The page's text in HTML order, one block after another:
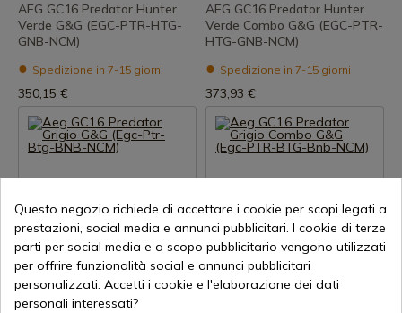
AEG GC16 Predator Hunter
Verde G&G (EGC-PTR-HTG-
GNB-NCM)
Spedizione in 7-15 giorni
350,15 €
AEG GC16 Predator Hunter
Verde Combo G&G (EGC-PTR-
HTG-GNB-NCM)
Spedizione in 7-15 giorni
373,93 €
Visualizza prodotto
REF: EGCPTRG
Visualizza prodotto
REF: EGCPTRGC
Questo negozio richiede di accettare i cookie per scopi legati a
prestazioni, social media e annunci pubblicitari. I cookie di terze
parti per social media e a scopo pubblicitario vengono utilizzati
per offrire funzionalità social e annunci pubblicitari
personalizzati. Accetti i cookie e l'elaborazione dei dati
personali interessati?